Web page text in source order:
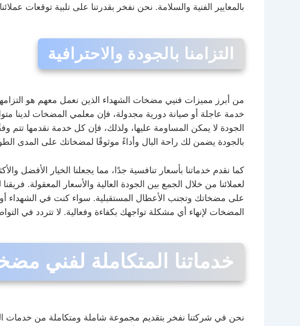
بالمعايير الفنية والسلامة. نحن نفخر بقدرتنا على تلبية توقعات
التزامنا بالجودة والاحترافية
من أبرز مميزات فنيي مضخات الشهداء الذين نعمل معهم هو
خدمة عاجلة أو صيانة دورية مجدولة، فإن معلمي المضخات لدينا
الجودة لا يمكن المساومة عليها، ولذلك، فإن كل خدمة نقدمها تتم
بالجودة يضمن لك راحة البال وأداءً موثوقًا لمضخاتك على المدى
كما نقدم خدماتنا بأسعار تنافسية جدًا، مما يجعلنا الخيار الأفضل
لعملائنا من خلال الجمع بين الجودة العالية والأسعار المعقولة.
على مضخاتك وتجنب الأعطال المستقبلية. سواء كنت في الشهداء
المضخات لإنهاء أي مشكلة تواجهك بكفاءة وفعالية. لا تتردد في
خدماتنا المتكاملة لفني
نحن في شركتنا نفخر بتقديم مجموعة شاملة ومتكاملة من خدمات